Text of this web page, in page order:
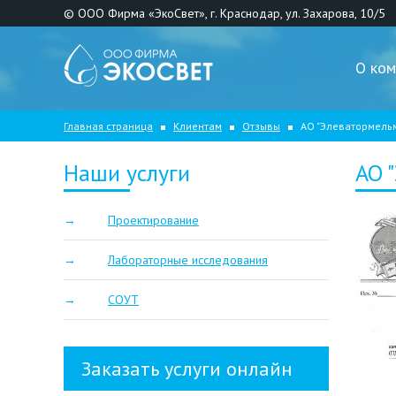
© ООО Фирма «ЭкоСвет», г. Краснодар, ул. Захарова, 10/5
О
Главная страница Клиентам Отзывы АО
Наши услуги
Проектирование
Лабораторные исследования
СОУТ
Заказать услуги онлайн
АО